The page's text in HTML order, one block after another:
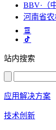
BBV·（
河南省
站内搜索
应用解决方案
技术创新